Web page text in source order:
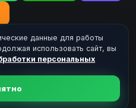
данные для работы
использовать сайт, вы
персональных